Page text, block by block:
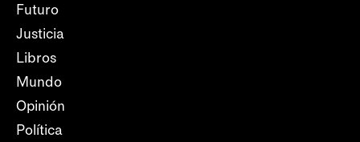
Futuro
Justicia
Libros
Mundo
Opinión
Política